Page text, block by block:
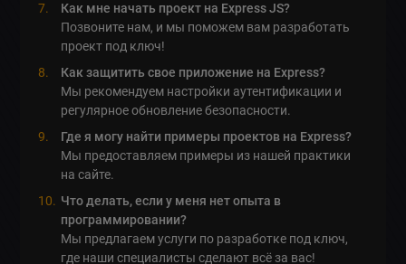
Как мне начать проект на Express JS?
Позвоните нам, и мы поможем вам разработать
проект под ключ!
Как защитить свое приложение на Express?
Мы рекомендуем настройки аутентификации и
регулярное обновление безопасности.
Где я могу найти примеры проектов на Express?
Мы предоставляем примеры из нашей практики
на сайте.
Что делать, если у меня нет опыта в
программировании?
Мы предлагаем услуги по разработке под ключ,
где наши специалисты сделают всё за вас!